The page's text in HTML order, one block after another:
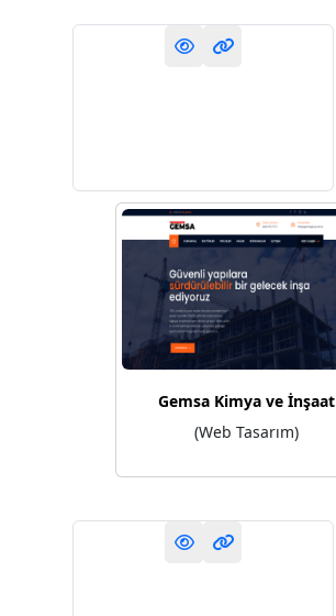
Gemsa Kimya ve İnşaat
(Web Tasarım)